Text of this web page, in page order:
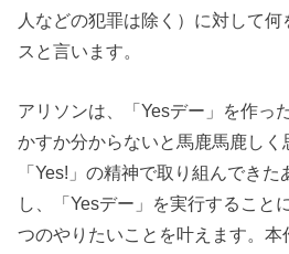
人などの犯罪は除く）に対して
スと言います。
アリソンは、「Yesデー」を作っ
かすか分からないと馬鹿馬鹿しく
「Yes!」の精神で取り組んでき
し、「Yesデー」を実行すること
つのやりたいことを叶えます。